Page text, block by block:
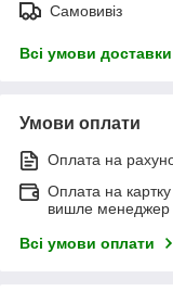
Самовивіз
Всі умови доставки
Умови оплати
Оплата на
Оплата на картку
вишле менеджер
Всі умови оплати